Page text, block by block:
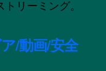
リーミング。
/動画/安全